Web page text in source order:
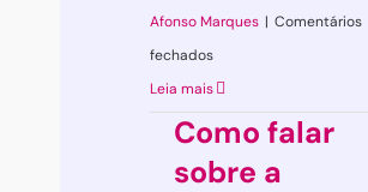
Afonso Marques | Comentários
fechadosem
Carta
Filho
Leia mais
Como falar
sobre a